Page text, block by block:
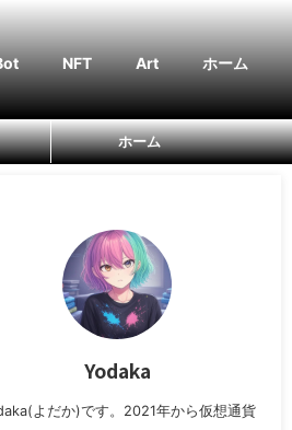
NFT Art ホーム
ホーム
Yodaka
よだか)です。2021年から仮想通貨